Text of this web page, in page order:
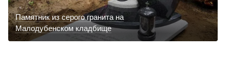
Памятник из серого гранита на
Малодубенском кладбище